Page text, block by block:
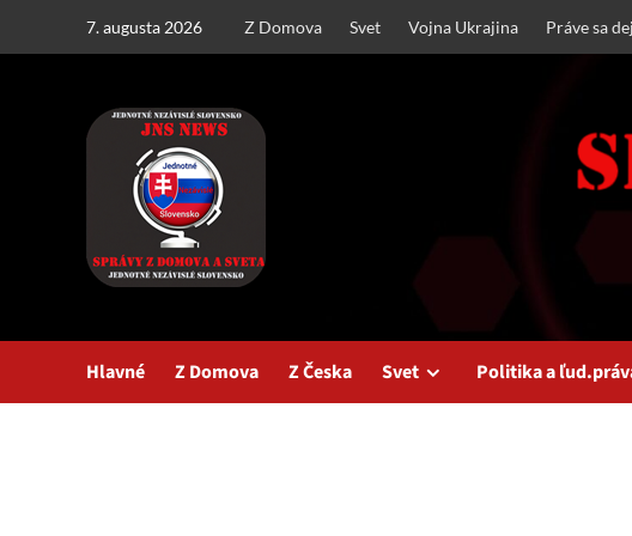
7. augusta 2026 Z Domova Svet Vojna Ukrajina Práve sa
Hlavné Z Domova Z Česka Svet Politika a